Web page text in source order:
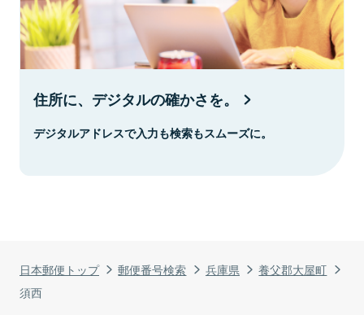
日本郵便トップ 郵便番号検索 兵庫県
養父郡大屋町
須西
住所に、デジタルの確かさを。
デジタルアドレスで入力も検索もスムーズに。